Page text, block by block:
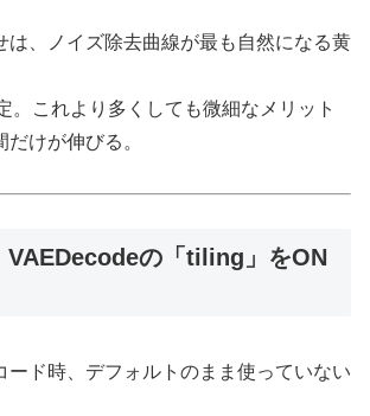
、ノイズ除去曲線が最も自然になる黄
。これより多くしても微細なメリット
けが伸びる。
VAEDecodeの「tiling」をON
ード時、デフォルトのまま使っていない